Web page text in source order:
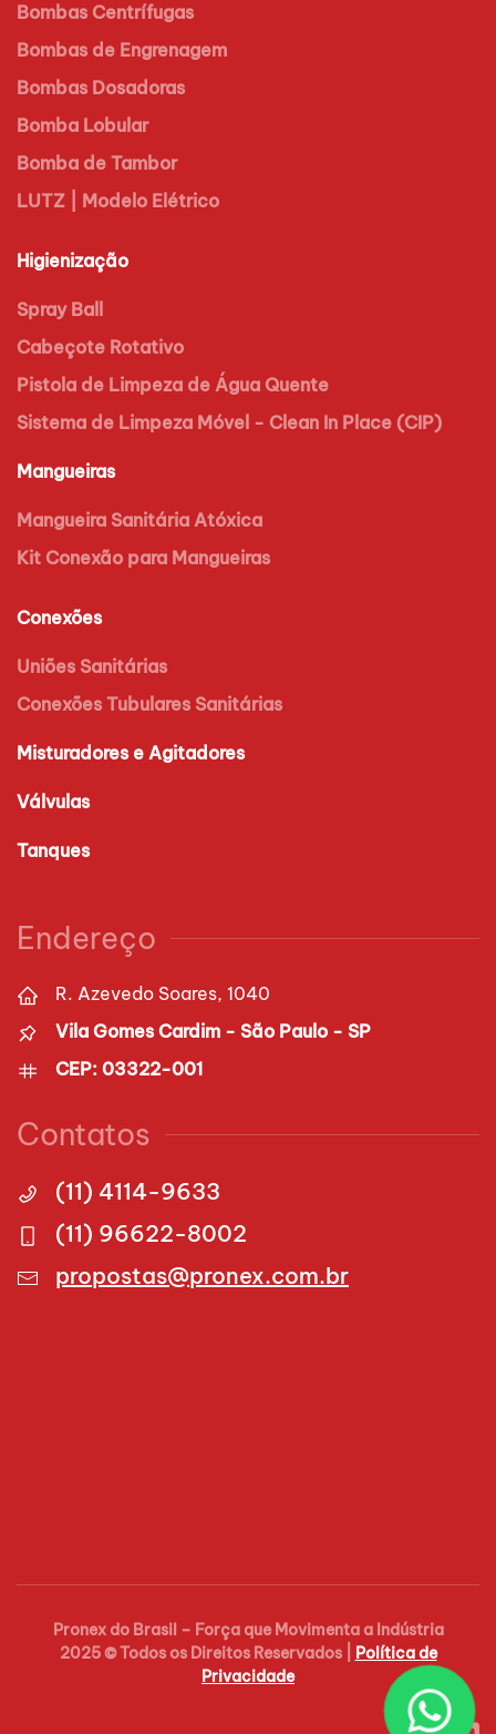
Bombas Centrífugas
Bombas de Engrenagem
Bombas Dosadoras
Bomba Lobular
Bomba de Tambor
LUTZ | Modelo Elétrico
Higienização
Spray Ball
Cabeçote Rotativo
Pistola de Limpeza de Água Quente
Sistema de Limpeza Móvel - Clean In Place (CIP)
Mangueiras
Mangueira Sanitária Atóxica
Kit Conexão para Mangueiras
Conexões
Uniões Sanitárias
Conexões Tubulares Sanitárias
Misturadores e Agitadores
Válvulas
Tanques
Endereço
R. Azevedo Soares, 1040
Vila Gomes Cardim - São Paulo - SP
CEP: 03322-001
Contatos
(11) 4114-9633
(11) 96622-8002
propostas@pronex.com.br
Pronex do Brasil – Força que Movimenta a Indústria
2025 © Todos os Direitos Reservados | Política de
Privacidade